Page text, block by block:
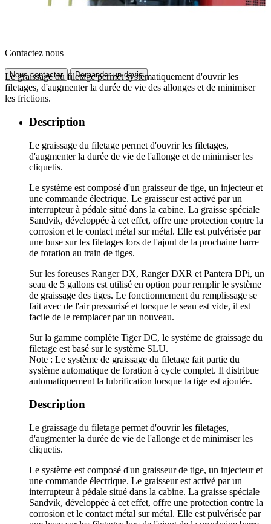
Contactez nous
Nous contacter Demander un devis
Le graissage du filetage permet systématiquement d'ouvrir les
filetages, d'augmenter la durée de vie des allonges et de minimiser
les frictions.
Description
Le graissage du filetage permet d'ouvrir les filetages,
d'augmenter la durée de vie de l'allonge et de minimiser les
cliquetis.
Le système est composé d'un graisseur de tige, un injecteur et
une commande électrique. Le graisseur est activé par un
interrupteur à pédale situé dans la cabine. La graisse spéciale
Sandvik, développée à cet effet, offre une protection contre la
corrosion et le contact métal sur métal. Elle est pulvérisée par
une buse sur les filetages lors de l'ajout de la prochaine barre
de foration au train de tiges.
Sur les foreuses Ranger DX, Ranger DXR et Pantera DPi, un
seau de 5 gallons est utilisé en option pour remplir le système
de graissage des tiges. Le fonctionnement du remplissage se
fait avec de l'air pressurisé et lorsque le seau est vide, il est
facile de le remplacer par un nouveau.
Sur la gamme complète Tiger DC, le système de graissage du
filetage est basé sur le système SLU.
Note : Le système de graissage du filetage fait partie du
système automatique de foration à cycle complet. Il distribue
automatiquement la lubrification lorsque la tige est ajoutée.
Description
Le graissage du filetage permet d'ouvrir les filetages,
d'augmenter la durée de vie de l'allonge et de minimiser les
cliquetis.
Le système est composé d'un graisseur de tige, un injecteur et
une commande électrique. Le graisseur est activé par un
interrupteur à pédale situé dans la cabine. La graisse spéciale
Sandvik, développée à cet effet, offre une protection contre la
corrosion et le contact métal sur métal. Elle est pulvérisée par